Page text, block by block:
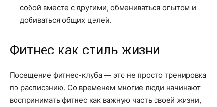
собой вместе с другими, обмениваться опытом и
добиваться общих целей.
Фитнес как стиль жизни
Посещение фитнес-клуба — это не просто тренировка
по расписанию. Со временем многие люди начинают
воспринимать фитнес как важную часть своей жизни,